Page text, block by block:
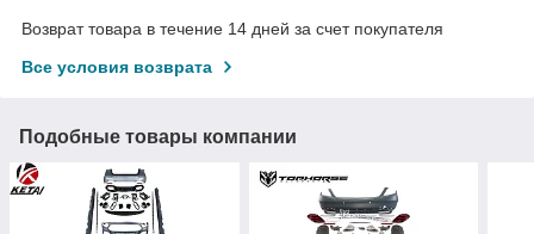
Возврат товара в течение 14 дней за счет покупателя
Все условия возврата
Подобные товары компании